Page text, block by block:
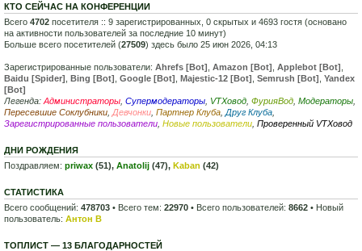
КТО СЕЙЧАС НА КОНФЕРЕНЦИИ
Всего 4702 посетителя :: 9 зарегистрированных, 0 скрытых и 4693 гостя (основано
на активности пользователей за последние 10 минут)
Больше всего посетителей (27509) здесь было 25 июн 2026, 04:13
Зарегистрированные пользователи: Ahrefs [Bot] Amazon [Bot] Applebot [Bot]
Baidu [Spider] Bing [Bot] Google [Bot] Majestic-12 [Bot] Semrush [Bot] Yandex
[Bot]
Легенда: Администраторы Супермодераторы VTXовод ФурияВод Модераторы
Пересевшие Соклубники Девчонки Партнер Клуба Друг Клуба
Зарегистрированные пользователи Новые пользователи Проверенный VTXовод
ДНИ РОЖДЕНИЯ
Поздравляем: priwax (51), Anatolij (47), Kaban (42)
СТАТИСТИКА
Всего сообщений: 478703 • Всего тем: 22970 • Всего пользователей: 8662 • Новый
пользователь: Антон В
ТОПЛИСТ — 13 БЛАГОДАРНОСТЕЙ